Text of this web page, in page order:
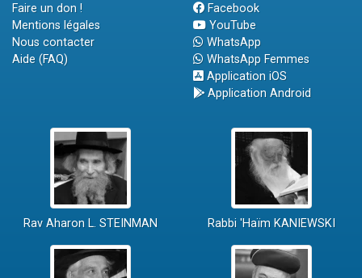
Faire un don !
Mentions légales
Nous contacter
Aide (FAQ)
Facebook
YouTube
WhatsApp
WhatsApp Femmes
Application iOS
Application Android
Rav Aharon L. STEINMAN Rabbi 'Haïm KANIEWSKI